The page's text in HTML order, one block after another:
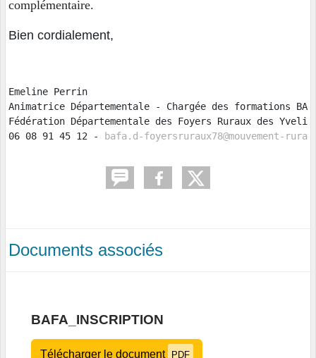
complémentaire.
Bien cordialement,
Emeline Perrin
Animatrice Départementale - Chargée des formations
Fédération Départementale des Foyers Ruraux des
06 08 91 45 12 - bafa.d-foyersruraux78@mouvement-
Documents associés
BAFA_INSCRIPTION
Télécharger le document PDF